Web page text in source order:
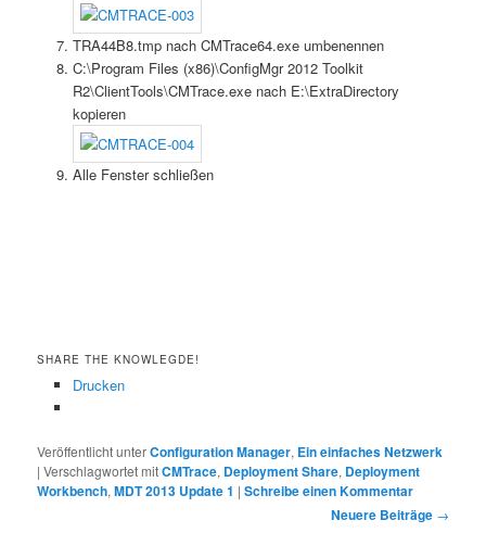
TRA44B8.tmp nach CMTrace64.exe umbenennen
C:\Program Files (x86)\ConfigMgr 2012 Toolkit
R2\ClientTools\CMTrace.exe nach E:\ExtraDirectory
kopieren
Alle Fenster schließen
SHARE THE KNOWLEGDE!
Drucken
Veröffentlicht unterConfiguration Manager, Ein einfaches Netzwerk
|Verschlagwortet mitCMTrace, Deployment Share, Deployment
Workbench,MDT 2013 Update 1 |Schreibe einen Kommentar
Neuere Beiträge →